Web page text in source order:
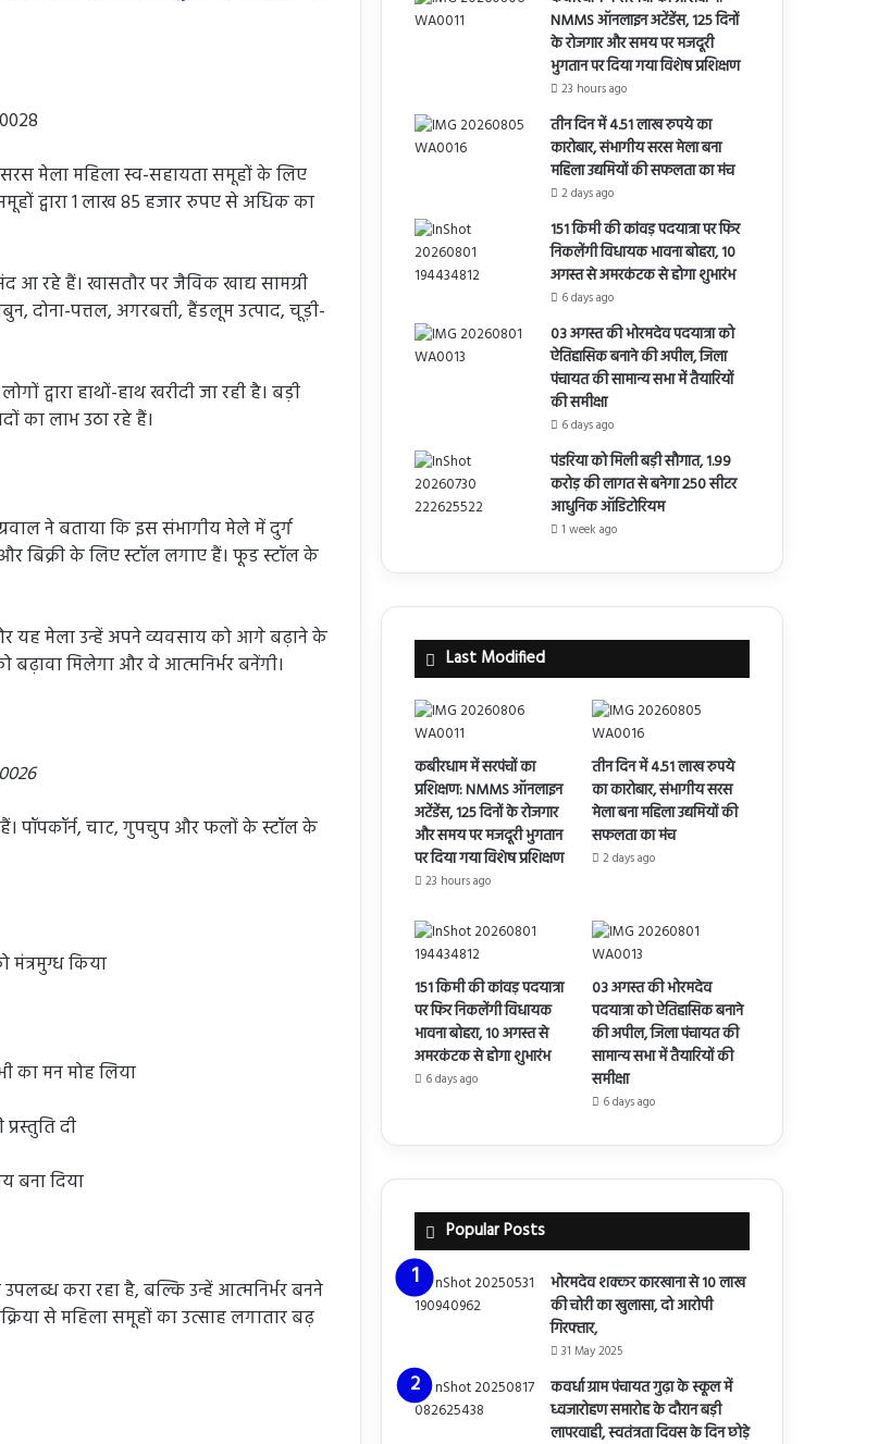
मेला महिला स्व-सहायता समूहों के लिए
द्वारा 1 लाख 85 हजार रुपए से अधिक का
आ रहे हैं। खासतौर पर जैविक खाद्य सामग्री
दोना-पत्तल, अगरबत्ती, हैंडलूम उत्पाद, चूड़ी-
द्वारा हाथों-हाथ खरीदी जा रही है। बड़ी
का लाभ उठा रहे हैं।
ने बताया कि इस संभागीय मेले में दुर्ग
बिक्री के लिए स्टॉल लगाए हैं। फूड स्टॉल के
यह मेला उन्हें अपने व्यवसाय को आगे बढ़ाने के
मिलेगा और वे आत्मनिर्भर बनेंगी।
पॉपकॉर्न, चाट, गुपचुप और फलों के स्टॉल के
किया
का मन मोह लिया
दी
बना दिया
करा रहा है, बल्कि उन्हें आत्मनिर्भर बनने
से महिला समूहों का उत्साह लगातार बढ़
NMMS ऑनलाइन अटेंडेंस, 125 दिनों
के रोजगार और समय पर मजदूरी
भुगतान पर दिया गया विशेष प्रशिक्षण
23 hours ago
तीन दिन में 4.51 लाख रुपये का
कारोबार, संभागीय सरस मेला बना
महिला उद्यमियों की सफलता का मंच
2 days ago
151 किमी की कांवड़ पदयात्रा पर फिर
निकलेंगी विधायक भावना बोहरा, 10
अगस्त से अमरकंटक से होगा शुभारंभ
6 days ago
03 अगस्त की भोरमदेव पदयात्रा को
ऐतिहासिक बनाने की अपील, जिला
पंचायत की सामान्य सभा में तैयारियों
की समीक्षा
6 days ago
पंडरिया को मिली बड़ी सौगात, 1.99
करोड़ की लागत से बनेगा 250 सीटर
आधुनिक ऑडिटोरियम
1 week ago
Last Modified
कबीरधाम में सरपंचों का
प्रशिक्षण: NMMS ऑनलाइन
अटेंडेंस, 125 दिनों के रोजगार
और समय पर मजदूरी भुगतान
पर दिया गया विशेष प्रशिक्षण
23 hours ago
तीन दिन में 4.51 लाख रुपये
का कारोबार, संभागीय सरस
मेला बना महिला उद्यमियों की
सफलता का मंच
2 days ago
151 किमी की कांवड़ पदयात्रा
पर फिर निकलेंगी विधायक
भावना बोहरा, 10 अगस्त से
अमरकंटक से होगा शुभारंभ
6 days ago
03 अगस्त की भोरमदेव
पदयात्रा को ऐतिहासिक बनाने
की अपील, जिला पंचायत की
सामान्य सभा में तैयारियों की
समीक्षा
6 days ago
Popular Posts
भोरमदेव शक्कर कारखाना से 10 लाख
की चोरी का खुलासा, दो आरोपी
गिरफ्तार,
31 May 2025
कवर्धा ग्राम पंचायत गुढ़ा के स्कूल में
ध्वजारोहण समारोह के दौरान बड़ी
लापरवाही, स्वतंत्रता दिवस के दिन छोड़े